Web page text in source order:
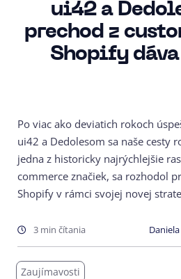
ui42 a
prechod z
Shopify
Po viac ako deviatich rokoch
ui42 a Dedolesom sa naše cesty
jedna z historicky najrýchlejšie
commerce značiek, sa rozhodol
Shopify v rámci svojej novej
3 min čítania
Zaujímavosti